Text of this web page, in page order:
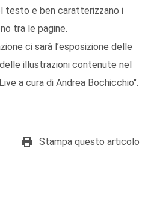
testo e ben caratterizzano i
tra le pagine.
ci sarà l’esposizione delle
illustrazioni contenute nel
a cura di Andrea Bochicchio".
Stampa questo articolo